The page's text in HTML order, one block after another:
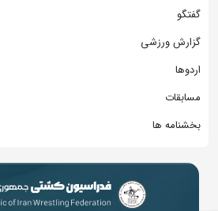
گفتگو
گزارش ورزشی
اردوها
مسابقات
بخشنامه ها